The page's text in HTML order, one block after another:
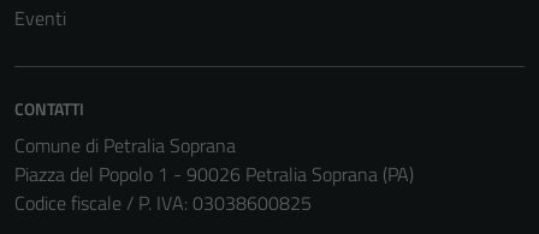
Eventi
CONTATTI
Comune di Petralia Soprana
Piazza del Popolo 1 - 90026 Petralia Soprana (PA)
Codice fiscale / P. IVA: 03038600825
per il
essere
disabilitati.